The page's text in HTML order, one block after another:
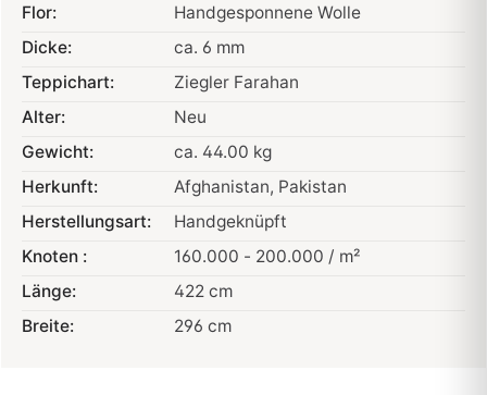
Flor:
Handgesponnene Wolle
Dicke:
ca. 6 mm
Teppichart:
Ziegler Farahan
Alter:
Neu
Gewicht:
ca. 44.00 kg
Herkunft:
Afghanistan, Pakistan
Herstellungsart:
Handgeknüpft
Knoten :
160.000 - 200.000 / m²
Länge:
422 cm
Breite:
296 cm